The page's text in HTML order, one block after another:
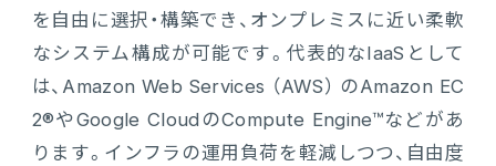
を自由に選択・構築でき、オンプレミスに近い柔軟
なシステム構成が可能です。代表的なIaaSとして
は、Amazon Web Services （AWS） のAmazon EC
2®やGoogle CloudのCompute Engine™などがあ
ります。インフラの運用負荷を軽減しつつ、自由度